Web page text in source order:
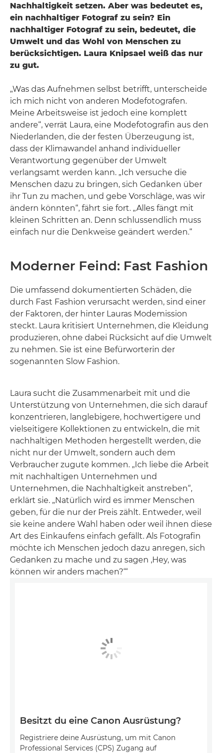
Nachhaltigkeit setzen. Aber was bedeutet es,
ein nachhaltiger Fotograf zu sein? Ein
nachhaltiger Fotograf zu sein, bedeutet, die
Umwelt und das Wohl von Menschen zu
berücksichtigen. Laura Knipsael weiß das nur
zu gut.
„Was das Aufnehmen selbst betrifft, unterscheide
ich mich nicht von anderen Modefotografen.
Meine Arbeitsweise ist jedoch eine komplett
andere“, verrät Laura, eine Modefotografin aus den
Niederlanden, die der festen Überzeugung ist,
dass der Klimawandel anhand individueller
Verantwortung gegenüber der Umwelt
verlangsamt werden kann. „Ich versuche die
Menschen dazu zu bringen, sich Gedanken über
ihr Tun zu machen, und gebe Vorschläge, was wir
ändern könnten“, fährt sie fort. „Alles fängt mit
kleinen Schritten an. Denn schlussendlich muss
einfach nur die Denkweise geändert werden.“
Moderner Feind: Fast Fashion
Die umfassend dokumentierten Schäden, die
durch Fast Fashion verursacht werden, sind einer
der Faktoren, der hinter Lauras Modemission
steckt. Laura kritisiert Unternehmen, die Kleidung
produzieren, ohne dabei Rücksicht auf die Umwelt
zu nehmen. Sie ist eine Befürworterin der
sogenannten Slow Fashion.
Laura sucht die Zusammenarbeit mit und die
Unterstützung von Unternehmen, die sich darauf
konzentrieren, langlebigere, hochwertigere und
vielseitigere Kollektionen zu entwickeln, die mit
nachhaltigen Methoden hergestellt werden, die
nicht nur der Umwelt, sondern auch dem
Verbraucher zugute kommen. „Ich liebe die Arbeit
mit nachhaltigen Unternehmen und
Unternehmen, die Nachhaltigkeit anstreben“,
erklärt sie. „Natürlich wird es immer Menschen
geben, für die nur der Preis zählt. Entweder, weil
sie keine andere Wahl haben oder weil ihnen diese
Art des Einkaufens einfach gefällt. Als Fotografin
möchte ich Menschen jedoch dazu anregen, sich
Gedanken zu mache und zu sagen ‚Hey, was
können wir anders machen?‘“
Besitzt du eine Canon Ausrüstung?
Registriere deine Ausrüstung, um mit Canon
Professional Services (CPS) Zugang auf